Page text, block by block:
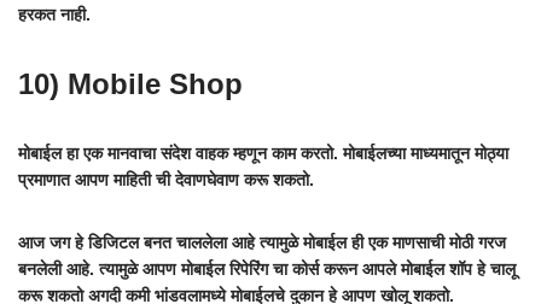
हरकत नाही.
10) Mobile Shop
मोबाईल हा एक मानवाचा संदेश वाहक म्हणून काम करतो. मोबाईलच्या माध्यमातून मोठ्या
प्रमाणात आपण माहिती ची देवाणघेवाण करू शकतो.
आज जग हे डिजिटल बनत चाललेला आहे त्यामुळे मोबाईल ही एक माणसाची मोठी गरज
बनलेली आहे. त्यामुळे आपण मोबाईल रिपेरिंग चा कोर्स करून आपले मोबाईल शॉप हे चालू
करू शकतो अगदी कमी भांडवलामध्ये मोबाईलचे दुकान हे आपण खोलू शकतो.